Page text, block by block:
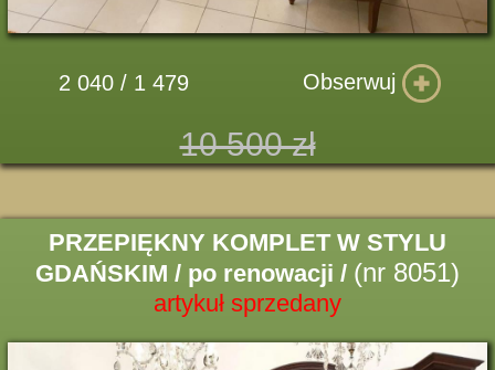
2 040 / 1 479 Obserwuj
10 500 zł
PRZEPIĘKNY KOMPLET W STYLU
GDAŃSKIM / po renowacji / (nr 8051)
artykuł sprzedany